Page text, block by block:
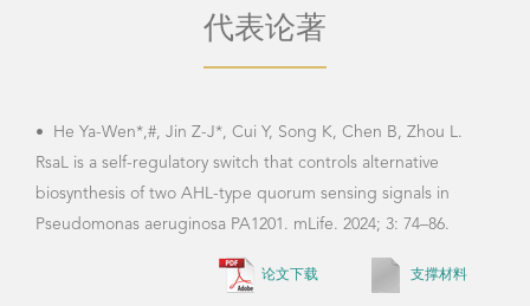
代表论著
•
He Ya-Wen*,#, Jin Z-J*, Cui Y, Song K, Chen B, Zhou L.
RsaL is a self-regulatory switch that controls alternative
biosynthesis of two AHL-type quorum sensing signals in
Pseudomonas aeruginosa PA1201. mLife. 2024; 3: 74–86.
论文下载 支撑材料